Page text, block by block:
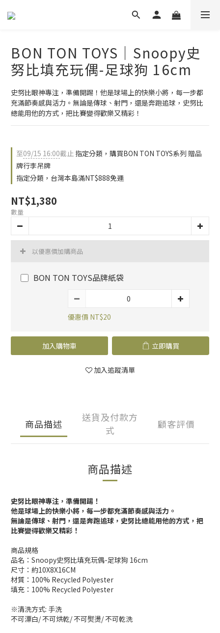
BON TON TOYS｜Snoopy史
努比填充玩偶-足球狗 16cm
史努比眼神專注，準備開踢！他是球場上的快樂小將，每一步都
充滿節奏感與活力。無論是傳球、射門，還是奔跑追球，史努比
總能用他的方式，把比賽變得歡樂又精彩！
至09/15 16:00截止 指定分類，購買BON TON TOYS系列 贈品
牌行李吊牌
指定分類，台灣本島滿NT$888免運
NT$1,380
數量
以優惠價加購商品
BON TON TOYS品牌紙袋
優惠價 NT$20
加入購物車 立即購買
加入追蹤清單
商品描述
送貨及付款方
式
顧客評價
商品描述
史努比眼神專注，準備開踢！
他是球場上的快樂小將，每一步都充滿節奏感與活力。
無論是傳球、射門，還是奔跑追球，史努比總能用他的方式，把
比賽變得歡樂又精彩！
商品規格
品名：Snoopy史努比填充玩偶-足球狗 16cm
尺寸：約10X8X16CM
材質：100% Recycled Polyester
填充：100% Recycled Polyester
※清洗方式: 手洗
不可漂白/ 不可烘乾/ 不可熨燙/ 不可乾洗